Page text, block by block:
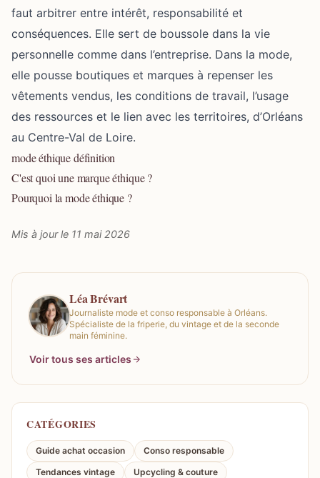
faut arbitrer entre intérêt, responsabilité et
conséquences. Elle sert de boussole dans la vie
personnelle comme dans l’entreprise. Dans la mode,
elle pousse boutiques et marques à repenser les
vêtements vendus, les conditions de travail, l’usage
des ressources et le lien avec les territoires, d’Orléans
au Centre-Val de Loire.
mode éthique définition
C'est quoi une marque éthique ?
Pourquoi la mode éthique ?
Mis à jour le 11 mai 2026
Léa Brévart
Journaliste mode et conso responsable à Orléans.
Spécialiste de la friperie, du vintage et de la seconde
main féminine.
Voir tous ses articles
CATÉGORIES
Guide achat occasion
Conso responsable
Tendances vintage
Upcycling & couture